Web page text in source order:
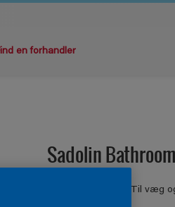
en forhandler
Sadolin
VÅDRUMSMALING Til væg